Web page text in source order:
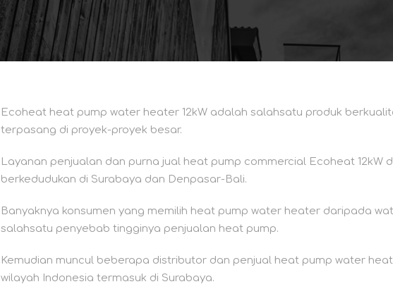
Ecoheat heat pump water heater 12kW adalah salahsatu produk
terpasang di proyek-proyek besar.
Layanan penjualan dan purna jual heat pump commercial Ecoheat 12kW
berkedudukan di Surabaya dan Denpasar-Bali.
Banyaknya konsumen yang memilih heat pump water heater daripada
salahsatu penyebab tingginya penjualan heat pump.
Kemudian muncul beberapa distributor dan penjual heat pump water
wilayah Indonesia termasuk di Surabaya.